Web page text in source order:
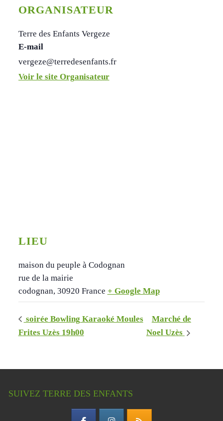
ORGANISATEUR
Terre des Enfants Vergeze
E-mail
vergeze@terredesenfants.fr
Voir le site Organisateur
LIEU
maison du peuple à Codognan
rue de la mairie
codognan, 30920 France + Google Map
soirée Bowling Karaoké Moules
Frites Uzès 19h00
Marché de
Noel Uzès
SUIVEZ TERRE DES ENFANTS